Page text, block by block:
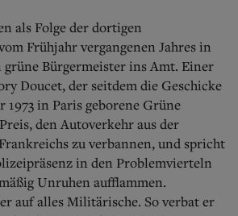
Start
Wer wir sind
Aktuelle Ausgabe
Abonnenten-Login
Abonnent werden
Abo Prämien
Archiv
Mediadaten
Bücher
als Folge der dortigen
Frühjahr vergangenen Jahres in
Bürgermeister ins Amt. Einer
Doucet, der seitdem die Geschicke
in Paris geborene Grüne
den Autoverkehr aus der
zu verbannen, und spricht
in den Problemvierteln
Unruhen aufflammen.
auf alles Militärische. So verbat er